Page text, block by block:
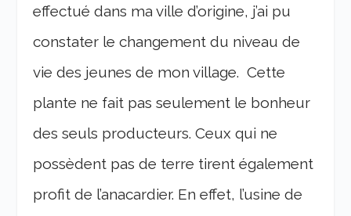
effectué dans ma ville d’origine, j’ai pu
constater le changement du niveau de
vie des jeunes de mon village. Cette
plante ne fait pas seulement le bonheur
des seuls producteurs. Ceux qui ne
possèdent pas de terre tirent également
profit de l’anacardier. En effet, l’usine de